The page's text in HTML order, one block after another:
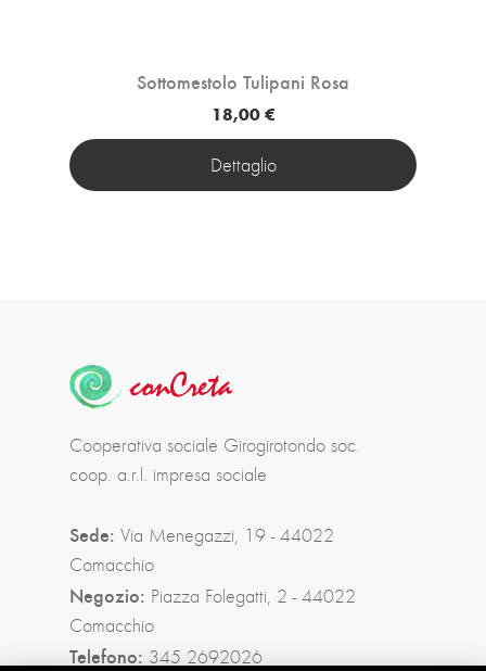
Sottomestolo Tulipani Rosa
18,00 €
Dettaglio
Cooperativa sociale Girogirotondo soc.
coop. a.r.l. impresa sociale
Sede: Via Menegazzi, 19 - 44022
Comacchio
Negozio: Piazza Folegatti, 2 - 44022
Comacchio
Telefono: 345 2692026